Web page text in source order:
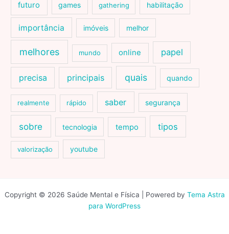
futuro games gathering habilitação
importância imóveis melhor
melhores mundo online papel
precisa principais quais quando
realmente rápido saber segurança
sobre tecnologia tempo tipos
valorização youtube
Copyright © 2026 Saúde Mental e Física | Powered by Tema Astra
para WordPress